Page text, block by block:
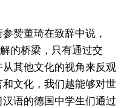
赞董琦在致辞中说，
的桥梁，只有通过交
其他文化的视角来反观
文化，我们越能够对世
语的德国中学生们通过